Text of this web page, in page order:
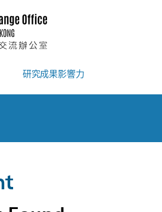
研究成果影響力